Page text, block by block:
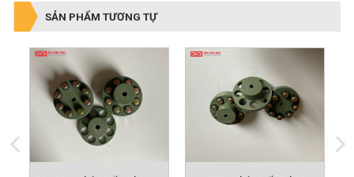
SẢN PHẨM TƯƠNG TỰ